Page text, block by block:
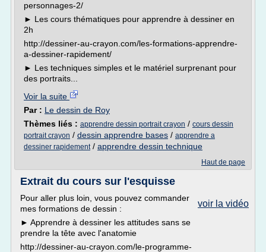
personnages-2/
► Les cours thématiques pour apprendre à dessiner en
2h
http://dessiner-au-crayon.com/les-formations-apprendre-
a-dessiner-rapidement/
► Les techniques simples et le matériel surprenant pour
des portraits...
Voir la suite
Par : Le dessin de Roy
Thèmes liés : apprendre dessin portrait crayon / cours dessin
portrait crayon / dessin apprendre bases / apprendre a
dessiner rapidement/ apprendre dessin technique
Haut de page
Extrait du cours sur l'esquisse
voir la vidéo
Pour aller plus loin, vous pouvez commander
mes formations de dessin :
► Apprendre à dessiner les attitudes sans se
prendre la tête avec l'anatomie
http://dessiner-au-crayon.com/le-programme-